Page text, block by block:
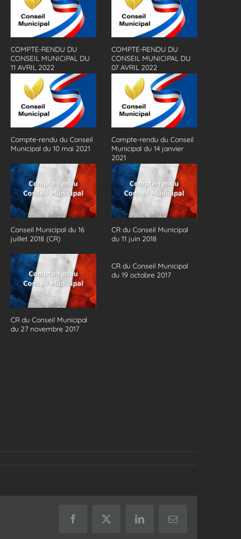
COMPTE-RENDU DU
CONSEIL MUNICIPAL DU
11 AVRIL 2022
COMPTE-RENDU DU
CONSEIL MUNICIPAL DU
07 AVRIL 2022
Compte-rendu du Conseil
Municipal du 10 mai 2021
Compte-rendu du Conseil
Municipal du 14 janvier
2021
Conseil Municipal du 16
juillet 2018 (CR)
CR du Conseil Municipal
du 11 juin 2018
CR du Conseil Municipal
du 27 novembre 2017
CR du Conseil Municipal
du 19 octobre 2017
FacebookX LinkedInEmail